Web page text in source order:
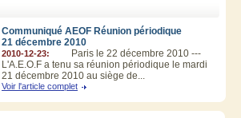
Communiqué AEOF Réunion périodique
21 décembre 2010
2010-12-23:
Paris le 22 décembre 2010 ---
L'A.E.O.F a tenu sa réunion périodique le mardi
21 décembre 2010 au siège de...
Voir l'article complet